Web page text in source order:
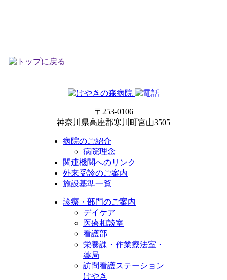
〒253-0106
神奈川県高座郡寒川町宮山3505
病院のご紹介
病院理念
関連機関へのリンク
外来受診のご案内
施設基準一覧
診療・部門のご案内
デイケア
医療相談室
看護部
栄養課・作業療法室・
薬局
訪問看護ステーション
けやき